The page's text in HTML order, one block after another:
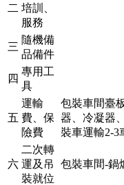
二 培訓、
服務
三
隨機備
品備件
四
專用工
具
五
運輸
費、保
險費
包裝車間臺
器、冷凝器
裝車運輸2-3
六
二次轉
運及吊
裝就位
包裝車間-鍋